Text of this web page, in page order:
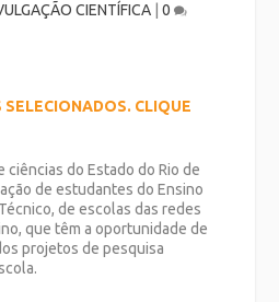
CIENTÍFICA| 0
CLIQUE
ciências do Estado do Rio de
de estudantes do Ensino
de escolas das redes
que têm a oportunidade de
projetos de pesquisa